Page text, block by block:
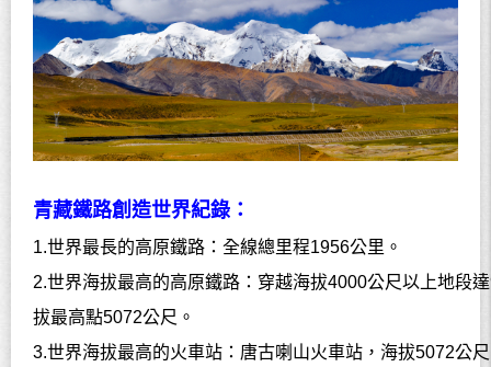
青藏鐵路創造世界紀錄：
1.世界最長的高原鐵路：全線總里程1956公里。
2.世界海拔最高的高原鐵路：穿越海拔4000公尺以上地段達
拔最高點5072公尺。
3.世界海拔最高的火車站：唐古喇山火車站，海拔5072公